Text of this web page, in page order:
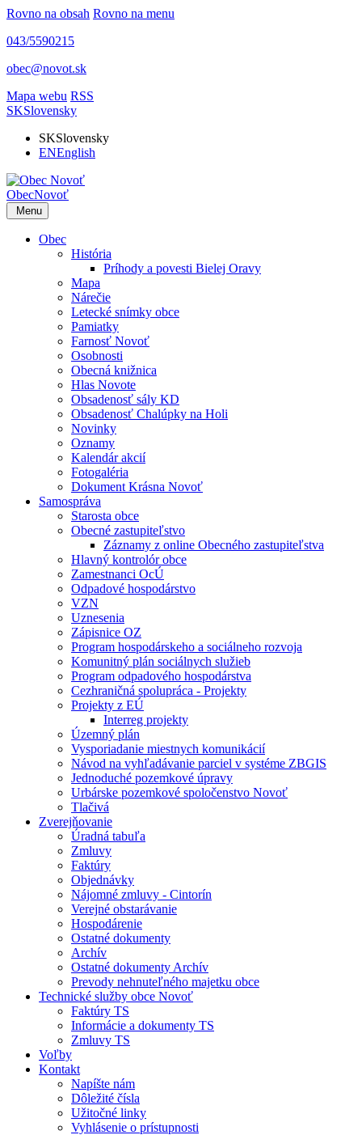
Rovno na obsah Rovno na menu
043/5590215
obec@novot.sk
Mapa webu RSS
SKSlovensky
SKSlovensky
ENEnglish
ObecNovoť
Menu
Obec
História
Príhody a povesti Bielej Oravy
Mapa
Nárečie
Letecké snímky obce
Pamiatky
Farnosť Novoť
Osobnosti
Obecná knižnica
Hlas Novote
Obsadenosť sály KD
Obsadenosť Chalúpky na Holi
Novinky
Oznamy
Kalendár akcií
Fotogaléria
Dokument Krásna Novoť
Samospráva
Starosta obce
Obecné zastupiteľstvo
Záznamy z online Obecného zastupiteľstva
Hlavný kontrolór obce
Zamestnanci OcÚ
Odpadové hospodárstvo
VZN
Uznesenia
Zápisnice OZ
Program hospodárskeho a sociálneho rozvoja
Komunitný plán sociálnych služieb
Program odpadového hospodárstva
Cezhraničná spolupráca - Projekty
Projekty z EÚ
Interreg projekty
Územný plán
Vysporiadanie miestnych komunikácií
Návod na vyhľadávanie parciel v systéme ZBGIS
Jednoduché pozemkové úpravy
Urbárske pozemkové spoločenstvo Novoť
Tlačivá
Zverejňovanie
Úradná tabuľa
Zmluvy
Faktúry
Objednávky
Nájomné zmluvy - Cintorín
Verejné obstarávanie
Hospodárenie
Ostatné dokumenty
Archív
Ostatné dokumenty Archív
Prevody nehnuteľného majetku obce
Technické služby obce Novoť
Faktúry TS
Informácie a dokumenty TS
Zmluvy TS
Voľby
Kontakt
Napíšte nám
Dôležité čísla
Užitočné linky
Vyhlásenie o prístupnosti